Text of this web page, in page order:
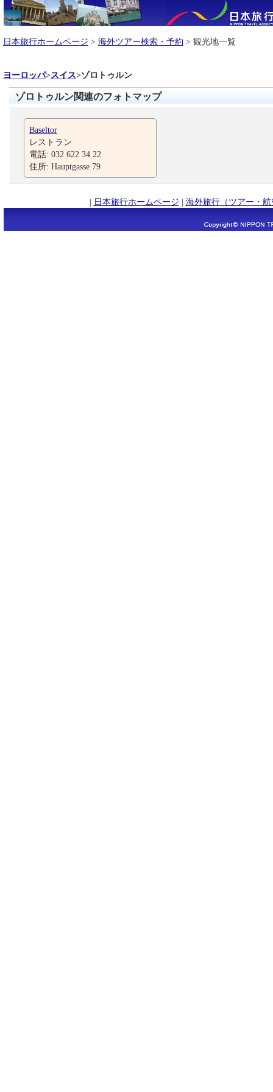
日本旅行ホームページ > 海外ツアー検索・予約 > 観光地一覧
ヨーロッパ>スイス>ゾロトゥルン
ゾロトゥルン関連のフォトマップ
Baseltor
レストラン
電話: 032 622 34 22
住所: Hauptgasse 79
| 日本旅行ホームページ | 海外旅行（ツアー・航